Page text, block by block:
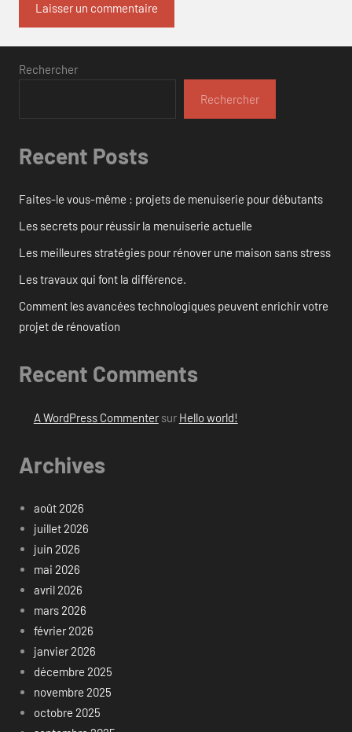
Rechercher
Rechercher
Recent Posts
Faites-le vous-même : projets de menuiserie pour débutants
Les secrets pour réussir la menuiserie actuelle
Les meilleures stratégies pour rénover une maison sans stress
Les travaux qui font la différence.
Comment les avancées technologiques peuvent enrichir votre
projet de rénovation
Recent Comments
A WordPress Commentersur Hello world!
Archives
août 2026
juillet 2026
juin 2026
mai 2026
avril 2026
mars 2026
février 2026
janvier 2026
décembre 2025
novembre 2025
octobre 2025